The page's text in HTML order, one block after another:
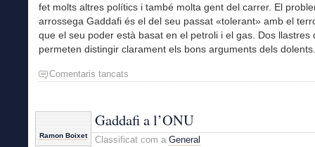
fet molts altres polítics i també molta gent del carrer. El
arrossega Gaddafi és el del seu passat «tolerant» amb el
que el seu poder està basat en el petroli i el gas. Dos llastres
permeten distingir clarament els bons arguments dels dolents.
Comentaris tancats
Ramon Boixet
Gaddafi a l’ONU
Classificat com a General